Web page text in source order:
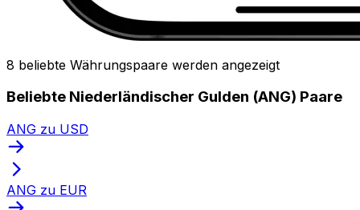
8 beliebte Währungspaare werden angezeigt
Beliebte Niederländischer Gulden (ANG) Paare
ANG zu USD
ANG zu EUR